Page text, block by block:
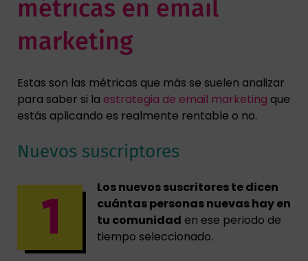
métricas en email
marketing
Estas son las métricas que más se suelen analizar
para saber si la estrategia de email marketing que
estás aplicando es realmente rentable o no.
Nuevos suscriptores
Los nuevos suscritores te dicen
cuántas personas nuevas hay en
tu comunidad en ese periodo de
tiempo seleccionado.